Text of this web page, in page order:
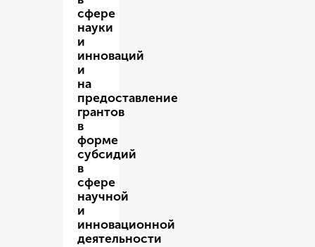
сфере
науки
и
инноваций
и
на
предоставление
грантов
в
форме
субсидий
в
сфере
научной
и
инновационной
деятельности